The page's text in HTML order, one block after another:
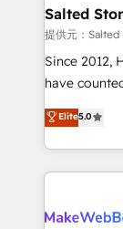
we turn
scale. 🏆 HubSpot’s CEO called us “the partner of the
future.”
measurable
Salted
提供元：Salted
Since 2012,
have
solutions
transform brand
service
winning
Elite5.0